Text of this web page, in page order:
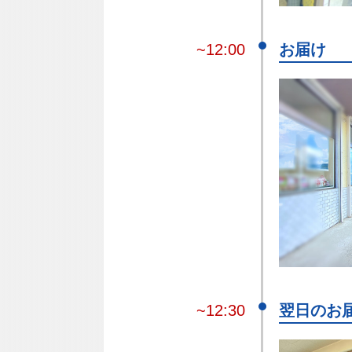
~12:00 お届け
~12:30 翌日のお